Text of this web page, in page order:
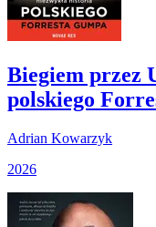
Biegiem przez
polskiego
Adrian Kowarzyk
2026